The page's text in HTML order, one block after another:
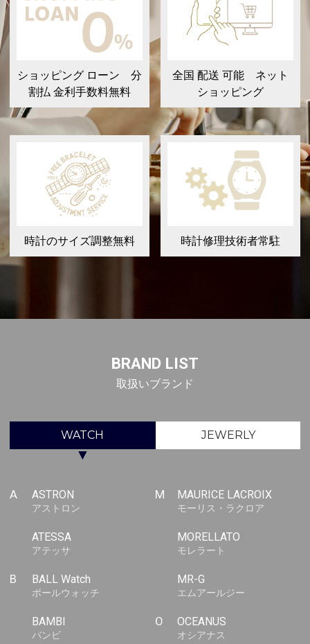
ショッピング ローン 分
割払 金利手数料無料
全国 配送 可能 ネット
ショッピング
時計のサイズ調整無料 時計修理技術者常駐
BRAND LIST
取扱いブランド
WATCH JEWERLY
▼
A ASTRON
アストロン
ATESSA
アテッサ
B BALL Watch
ボールウォッチ
BAMBI
バンビ
M MAURICE LACROIX
モーリス・ラクロア
MORELLATO
モレラート
MR-G
エムアールジー
O OCEANUS
オシアナス